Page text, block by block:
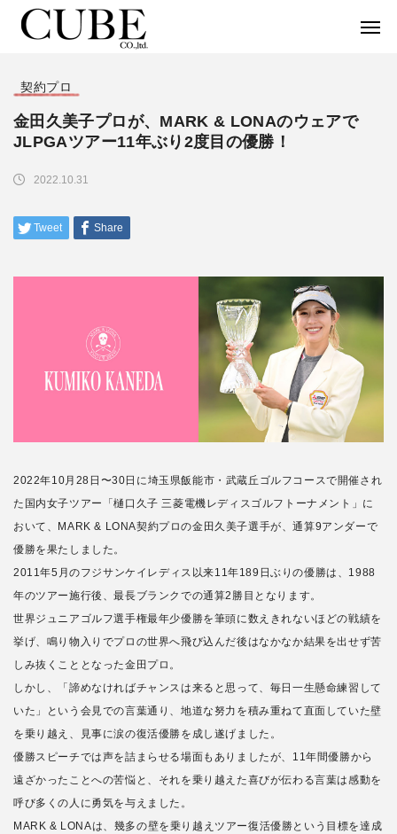
契約プロ
金田久美子プロが、MARK & LONAのウェアで
JLPGAツアー11年ぶり2度目の優勝！
2022.10.31
2022年10月28日〜30日に埼玉県飯能市・武蔵丘ゴルフコースで開催され
た国内女子ツアー「樋口久子 三菱電機レディスゴルフトーナメント」に
おいて、MARK & LONA契約プロの金田久美子選手が、通算9アンダーで
優勝を果たしました。
2011年5月のフジサンケイレディス以来11年189日ぶりの優勝は、1988
年のツアー施行後、最長ブランクでの通算2勝目となります。
世界ジュニアゴルフ選手権最年少優勝を筆頭に数えきれないほどの戦績を
挙げ、鳴り物入りでプロの世界へ飛び込んだ後はなかなか結果を出せず苦
しみ抜くこととなった金田プロ。
しかし、「諦めなければチャンスは来ると思って、毎日一生懸命練習して
いた」という会見での言葉通り、地道な努力を積み重ねて直面していた壁
を乗り越え、見事に涙の復活優勝を成し遂げました。
優勝スピーチでは声を詰まらせる場面もありましたが、11年間優勝から
遠ざかったことへの苦悩と、それを乗り越えた喜びが伝わる言葉は感動を
呼び多くの人に勇気を与えました。
MARK & LONAは、幾多の壁を乗り越えツアー復活優勝という目標を達成